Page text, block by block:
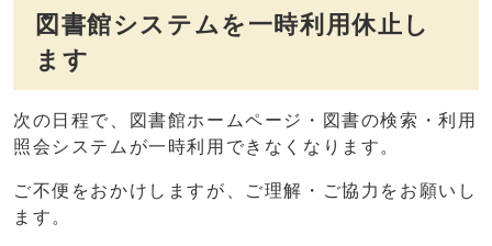
図書館システムを一時利用休止し
ます
次の日程で、図書館ホームページ・図書の検索・利用
照会システムが一時利用できなくなります。
ご不便をおかけしますが、ご理解・ご協力をお願いし
ます。